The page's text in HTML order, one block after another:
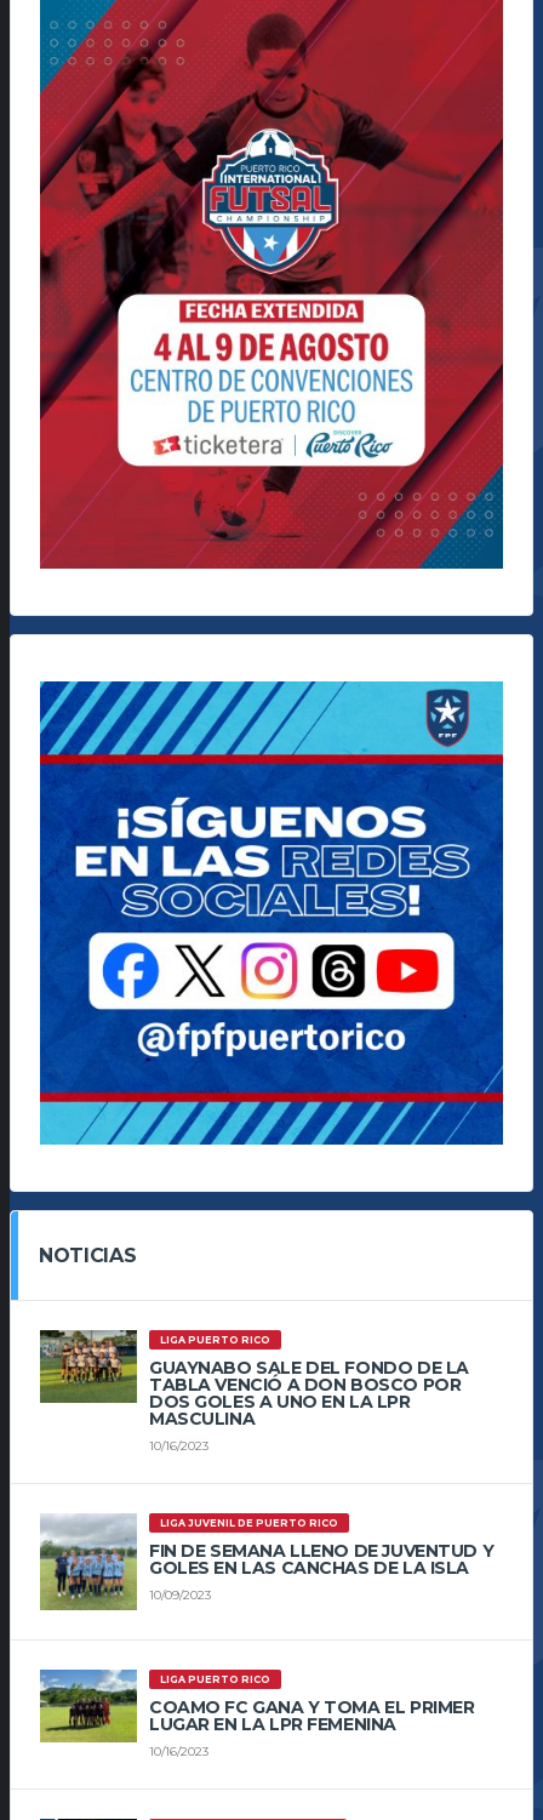
NOTICIAS
LIGA PUERTO RICO
GUAYNABO SALE DEL FONDO DE LA
TABLA VENCIÓ A DON BOSCO POR
DOS GOLES A UNO EN LA LPR
MASCULINA
10/16/2023
LIGA JUVENIL DE PUERTO RICO
FIN DE SEMANA LLENO DE JUVENTUD Y
GOLES EN LAS CANCHAS DE LA ISLA
10/09/2023
LIGA PUERTO RICO
COAMO FC GANA Y TOMA EL PRIMER
LUGAR EN LA LPR FEMENINA
10/16/2023